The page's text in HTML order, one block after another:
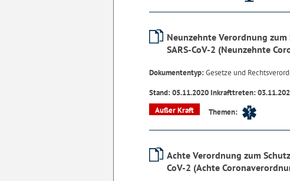
Neunzehnte Verordnung
SARS-CoV-2 (Neunzehnte
Dokumententyp:Gesetze und
Stand: 05.11.2020 Inkrafttreten:
Außer Kraft
Themen:
Achte Verordnung zum
CoV-2 (Achte